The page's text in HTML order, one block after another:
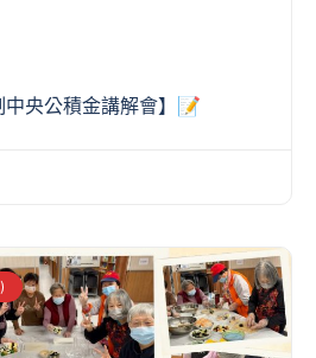
央公積金講解會】📝